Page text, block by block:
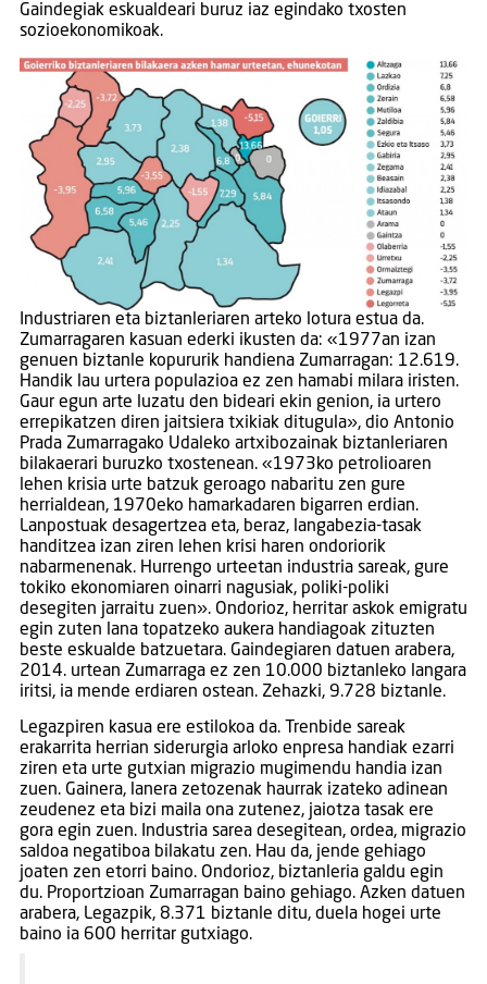
Gaindegiak eskualdeari buruz iaz egindako txosten
sozioekonomikoak.
Industriaren eta biztanleriaren arteko lotura estua da.
Zumarragaren kasuan ederki ikusten da: «1977an izan
genuen biztanle kopururik handiena Zumarragan: 12.619.
Handik lau urtera populazioa ez zen hamabi milara iristen.
Gaur egun arte luzatu den bideari ekin genion, ia urtero
errepikatzen diren jaitsiera txikiak ditugula», dio Antonio
Prada Zumarragako Udaleko artxibozainak biztanleriaren
bilakaerari buruzko txostenean. «1973ko petrolioaren
lehen krisia urte batzuk geroago nabaritu zen gure
herrialdean, 1970eko hamarkadaren bigarren erdian.
Lanpostuak desagertzea eta, beraz, langabezia-tasak
handitzea izan ziren lehen krisi haren ondoriorik
nabarmenenak. Hurrengo urteetan industria sareak, gure
tokiko ekonomiaren oinarri nagusiak, poliki-poliki
desegiten jarraitu zuen». Ondorioz, herritar askok emigratu
egin zuten lana topatzeko aukera handiagoak zituzten
beste eskualde batzuetara. Gaindegiaren datuen arabera,
2014. urtean Zumarraga ez zen 10.000 biztanleko langara
iritsi, ia mende erdiaren ostean. Zehazki, 9.728 biztanle.
Legazpiren kasua ere estilokoa da. Trenbide sareak
erakarrita herrian siderurgia arloko enpresa handiak ezarri
ziren eta urte gutxian migrazio mugimendu handia izan
zuen. Gainera, lanera zetozenak haurrak izateko adinean
zeudenez eta bizi maila ona zutenez, jaiotza tasak ere
gora egin zuen. Industria sarea desegitean, ordea, migrazio
saldoa negatiboa bilakatu zen. Hau da, jende gehiago
joaten zen etorri baino. Ondorioz, biztanleria galdu egin
du. Proportzioan Zumarragan baino gehiago. Azken datuen
arabera, Legazpik, 8.371 biztanle ditu, duela hogei urte
baino ia 600 herritar gutxiago.